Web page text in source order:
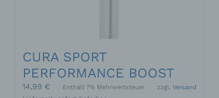
CURA SPORT
PERFORMANCE BOOST
14,99 € Enthält 7% Mehrwertsteuer zzgl. Versand